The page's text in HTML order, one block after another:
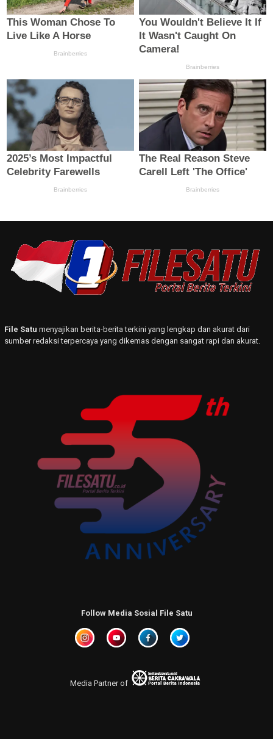
File Satu menyajikan berita-berita terkini yang lengkap dan akurat dari
sumber redaksi terpercaya yang dikemas dengan sangat rapi dan akurat.
Follow Media Sosial File Satu
Media Partner of